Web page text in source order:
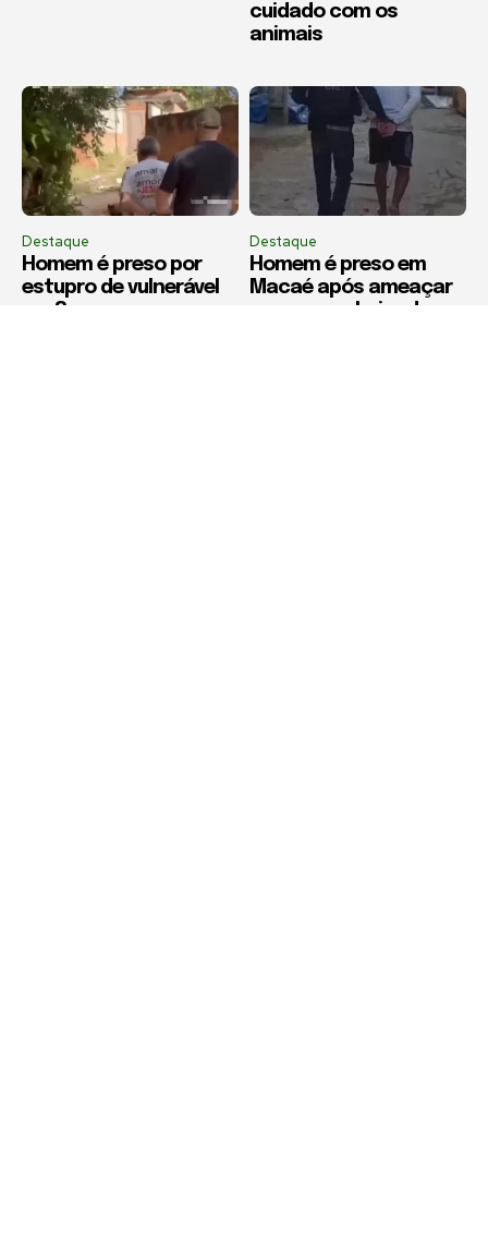
cuidado com os
animais
Destaque
Homem é preso por
estupro de vulnerável
em Saquarema
Destaque
Homem é preso em
Macaé após ameaçar
ex-companheira de